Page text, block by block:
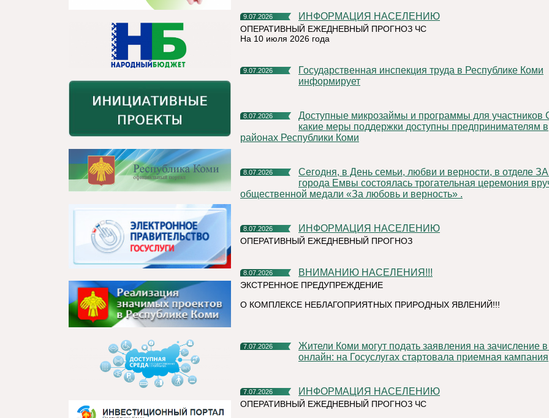
9.07.2026 ИНФОРМАЦИЯ НАСЕЛЕНИЮ
ОПЕРАТИВНЫЙ ЕЖЕДНЕВНЫЙ ПРОГНОЗ ЧС
На 10 июля 2026 года
9.07.2026
Государственная инспекция труда в Республике Коми
информирует
8.07.2026
Доступные микрозаймы и программы для участников СВО:
какие меры поддержки доступны предпринимателям в
районах Республики Коми
8.07.2026
Сегодня, в День семьи, любви и верности, в отделе ЗАГС
города Емвы состоялась трогательная церемония
общественной медали «За любовь и верность» .
8.07.2026 ИНФОРМАЦИЯ НАСЕЛЕНИЮ
ОПЕРАТИВНЫЙ ЕЖЕДНЕВНЫЙ ПРОГНОЗ
8.07.2026 ВНИМАНИЮ НАСЕЛЕНИЯ!!!
ЭКСТРЕННОЕ ПРЕДУПРЕЖДЕНИЕ
О КОМПЛЕКСЕ НЕБЛАГОПРИЯТНЫХ ПРИРОДНЫХ ЯВЛЕНИЙ!!!
7.07.2026
Жители Коми могут подать заявления на зачисление в ВУЗы
онлайн: на Госуслугах стартовала приемная кампания
7.07.2026 ИНФОРМАЦИЯ НАСЕЛЕНИЮ
ОПЕРАТИВНЫЙ ЕЖЕДНЕВНЫЙ ПРОГНОЗ ЧС